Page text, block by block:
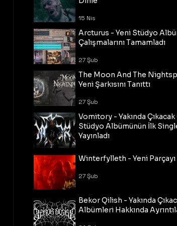
15 Nis
Arcturus - Yeni Stüdyo
Çalışmalarını Tamamladı
27 Şub
The Moon And The
Yeni Şarkısını Tanıttı
27 Şub
Vomitory - Yakında
Stüdyo Albümünün İlk
Yayınladı
Winterfylleth - Yeni Parçayı
27 Şub
Bekor Qilish - Yakında
Albümleri Hakkında